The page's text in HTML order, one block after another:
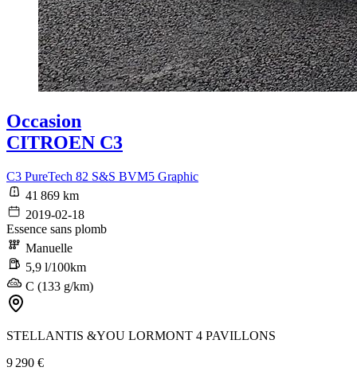
Occasion
CITROEN C3
C3 PureTech 82 S&S BVM5 Graphic
41 869 km
2019-02-18
Essence sans plomb
Manuelle
5,9 l/100km
C (133 g/km)
STELLANTIS &YOU LORMONT 4 PAVILLONS
9 290 €